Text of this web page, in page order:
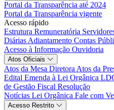
Portal da Transparência até 2024
Portal da Transparência vigente
Acesso rápido
Estrutura Remuneratória
Diárias Adiantamento Contas
Acesso à Informação Ouvidoria
Atos Oficiais
Atos da Mesa Diretora Atos da
Edital Emenda à Lei Orgânica
de Gestão Fiscal Resolução
Notícias Lei Orgânica Fale com
Acesso Restrito